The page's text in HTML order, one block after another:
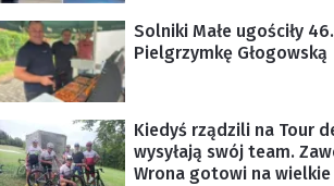
Solniki Małe ugościły
Pielgrzymkę Głogowską
Kiedyś rządzili na Tour
wysyłają swój team.
Wrona gotowi na